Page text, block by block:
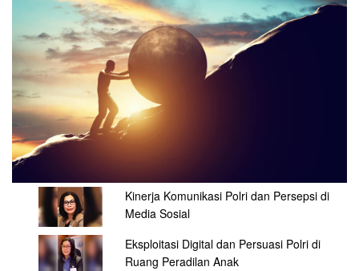
Kinerja Komunikasi Polri dan Persepsi di
Media Sosial
Eksploitasi Digital dan Persuasi Polri di
Ruang Peradilan Anak